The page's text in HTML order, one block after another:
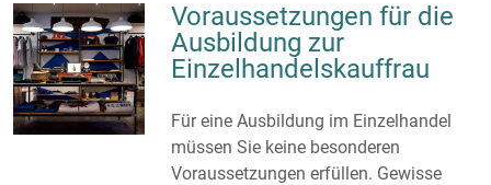
Voraussetzungen für die
Ausbildung zur
Einzelhandelskauffrau
Für eine Ausbildung im Einzelhandel
müssen Sie keine besonderen
Voraussetzungen erfüllen. Gewisse